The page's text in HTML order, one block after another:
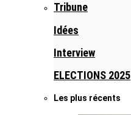
Tribune
Idées
Interview
ELECTIONS 2025
Les plus récents